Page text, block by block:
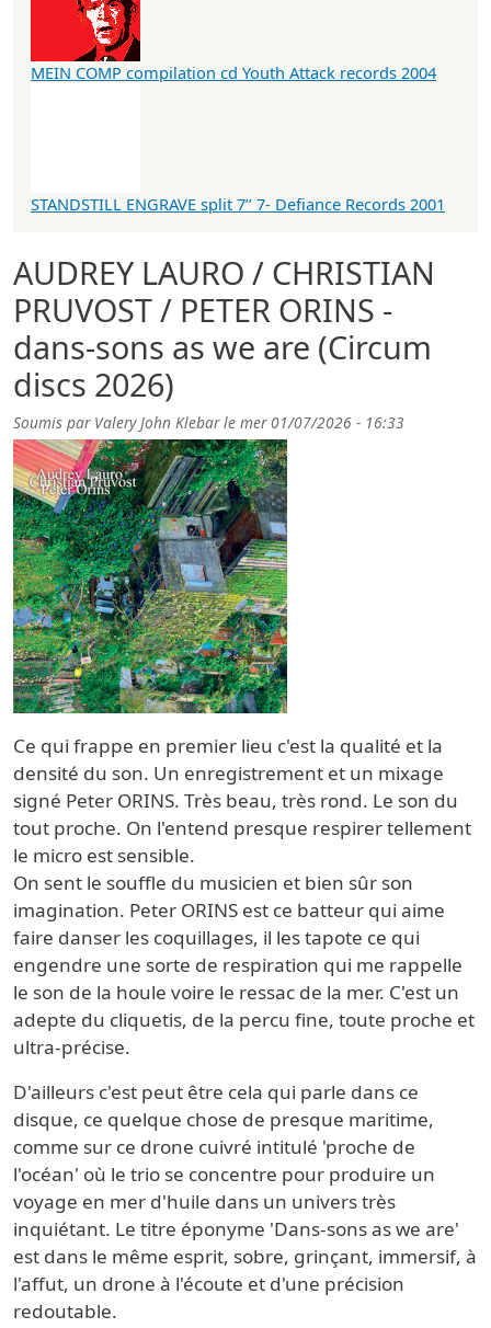
AUDREY LAURO / CHRISTIAN
PRUVOST / PETER ORINS -
dans-sons as we are (Circum
discs 2026)
Soumis par Valery John Klebarle mer 01/07/2026 - 16:33
Ce qui frappe en premier lieu c'est la qualité et la
densité du son. Un enregistrement et un mixage
signé Peter ORINS. Très beau, très rond. Le son du
tout proche. On l'entend presque respirer tellement
le micro est sensible.
On sent le souffle du musicien et bien sûr son
imagination. Peter ORINS est ce batteur qui aime
faire danser les coquillages, il les tapote ce qui
engendre une sorte de respiration qui me rappelle
le son de la houle voire le ressac de la mer. C'est un
adepte du cliquetis, de la percu fine, toute proche et
ultra-précise.
D'ailleurs c'est peut être cela qui parle dans ce
disque, ce quelque chose de presque maritime,
comme sur ce drone cuivré intitulé 'proche de
l'océan' où le trio se concentre pour produire un
voyage en mer d'huile dans un univers très
inquiétant. Le titre éponyme 'Dans-sons as we are'
est dans le même esprit, sobre, grinçant, immersif, à
l'affut, un drone à l'écoute et d'une précision
redoutable.
MEIN COMP compilation cd Youth Attack records 2004
STANDSTILL ENGRAVE split 7’’ 7- Defiance Records 2001